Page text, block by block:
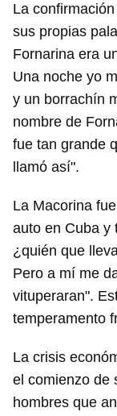
La
sus propias
Fornarina era
Una noche yo
y un borrachín
nombre de
fue tan grande
llamó así".
La Macorina
auto en Cuba y
¿quién que
Pero a mí me
vituperaran".
temperamento
La crisis
el comienzo de
hombres que